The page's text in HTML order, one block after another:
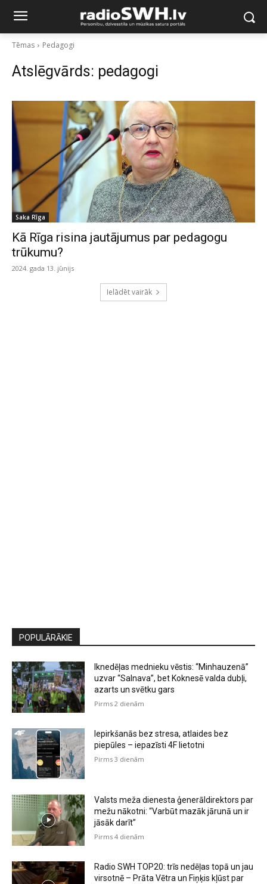
Tēmas Pedagogi
Atslēgvārds: pedagogi
Saka Rīga
Kā Rīga risina jautājumus par pedagogu
trūkumu?
2024. gada 13. jūnijs
Ielādēt vairāk
POPULĀRĀKIE
Iknedēļas mednieku vēstis: “Minhauzenā”
uzvar “Salnava”, bet Koknesē valda dubļi,
azarts un svētku gars
Pirms 2 dienām
Iepirkšanās bez stresa, atlaides bez
piepūles – iepazīsti 4F lietotni
Pirms 3 dienām
Valsts meža dienesta ģenerāldirektors par
mežu nākotni: “Varbūt mazāk jārunā un ir
jāsāk darīt”
Pirms 4 dienām
Radio SWH TOP20: trīs nedēļas topā un jau
virsotnē – Prāta Vētra un Fiņķis kļūst par